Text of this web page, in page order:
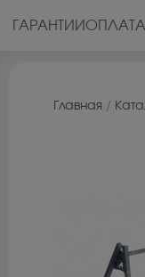
ГАРАНТИИОПЛАТА
Главная /